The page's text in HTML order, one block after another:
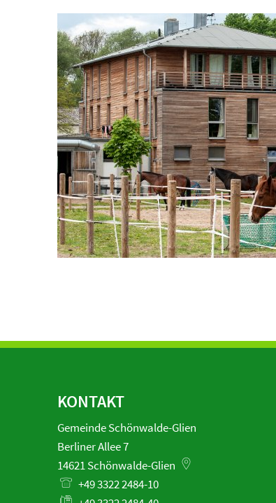
KONTAKT
Gemeinde Schönwalde-Glien
Berliner Allee 7
14621Schönwalde-Glien
+49 3322 2484-10